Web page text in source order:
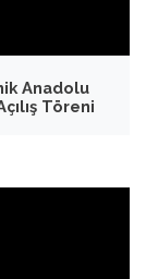
Anadolu
Töreni